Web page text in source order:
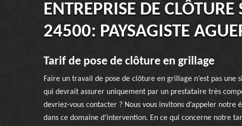
ENTREPRISE DE
24500: PAYSAGISTE
Tarif de pose de clôture en grillage
Faire un travail de pose de clôture en grillage n’est pas
qui devrait assurer uniquement par un prestataire très
devriez-vous contacter ? Nous vous invitons d’appeler
dans ce domaine d’intervention. En ce qui concerne notre